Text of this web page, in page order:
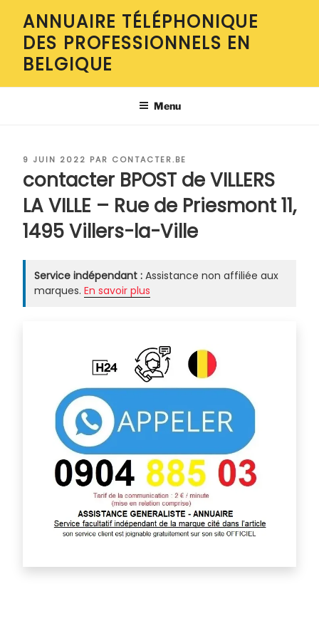
contenu
principal
ANNUAIRE TÉLÉPHONIQUE
DES PROFESSIONNELS EN
BELGIQUE
Menu
PUBLIÉ
9 JUIN 2022 PAR CONTACTER.BE
contacter BPOST de VILLERS
LA VILLE – Rue de Priesmont 11,
1495 Villers-la-Ville
Service indépendant : Assistance non affiliée aux
marques. En savoir plus